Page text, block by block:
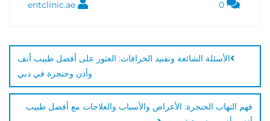
الأسئلة الشائعة وتفنيد الخرافات: العثور على أفضل طبيب أنف
وأذن وحنجرة في دبي
فهم التهاب الحنجرة: الأعراض والأسباب والعلاجات مع أفضل طبيب